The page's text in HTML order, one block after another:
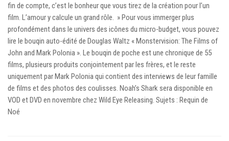
fin de compte, c’est le bonheur que vous tirez de la création pour l’un
film. L’amour y calcule un grand rôle. » Pour vous immerger plus
profondément dans le univers des icônes du micro-budget, vous pouvez
lire le bouqin auto-édité de Douglas Waltz « Monstervision: The Films of
John and Mark Polonia ». Le bouqin de poche est une chronique de 55
films, plusieurs produits conjointement par les frères, et le reste
uniquement par Mark Polonia qui contient des interviews de leur famille
de films et des photos des coulisses. Noah’s Shark sera disponible en
VOD et DVD en novembre chez Wild Eye Releasing. Sujets : Requin de
Noé